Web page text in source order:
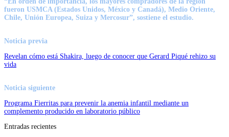
fueron USMCA (Estados Unidos, México y Canadá), Medio Oriente,
Chile, Unión Europea, Suiza y Mercosur”, sostiene el estudio.
Noticia previa
Revelan cómo está Shakira, luego de conocer que Gerard Piqué rehizo su
vida
Noticia siguiente
Programa Fierritas para prevenir la anemia infantil mediante un
complemento producido en laboratorio público
Entradas recientes